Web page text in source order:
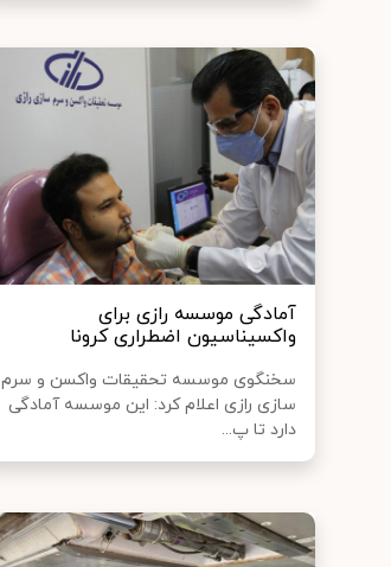
آمادگی موسسه رازی برای
واکسیناسیون اضطراری کرونا
سخنگوی موسسه تحقیقات واکسن و سرم
سازی رازی اعلام کرد: این موسسه آمادگی
دارد تا پ...